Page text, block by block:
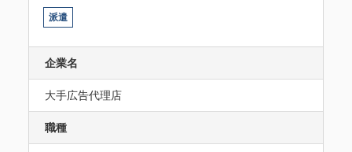
派遣
企業名
大手広告代理店
職種